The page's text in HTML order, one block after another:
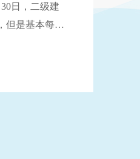
日，二级建
但是基本每年
年重庆二建考